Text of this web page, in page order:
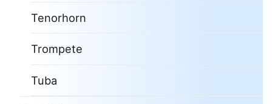
Tenorhorn
Trompete
Tuba